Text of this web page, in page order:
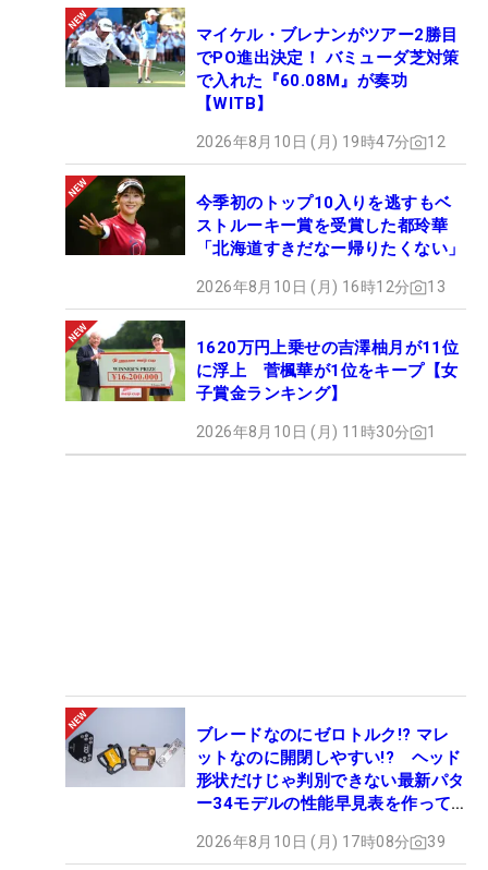
マイケル・ブレナンがツアー2勝目
でPO進出決定！ バミューダ芝対策
で入れた『60.08M』が奏功
【WITB】
2026年8月10日 (月) 19時47分 12
今季初のトップ10入りを逃すもベ
ストルーキー賞を受賞した都玲華
「北海道すきだなー帰りたくない」
2026年8月10日 (月) 16時12分 13
1620万円上乗せの吉澤柚月が11位
に浮上 菅楓華が1位をキープ【女
子賞金ランキング】
2026年8月10日 (月) 11時30分 1
ブレードなのにゼロトルク!? マレ
ットなのに開閉しやすい!? ヘッド
形状だけじゃ判別できない最新パタ
ー34モデルの性能早見表を作って
2026年8月10日 (月) 17時08分 39